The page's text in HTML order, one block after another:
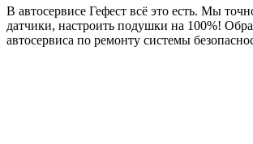
В автосервисе Гефест всё это есть. Мы
датчики, настроить подушки на 100%!
автосервиса по ремонту системы